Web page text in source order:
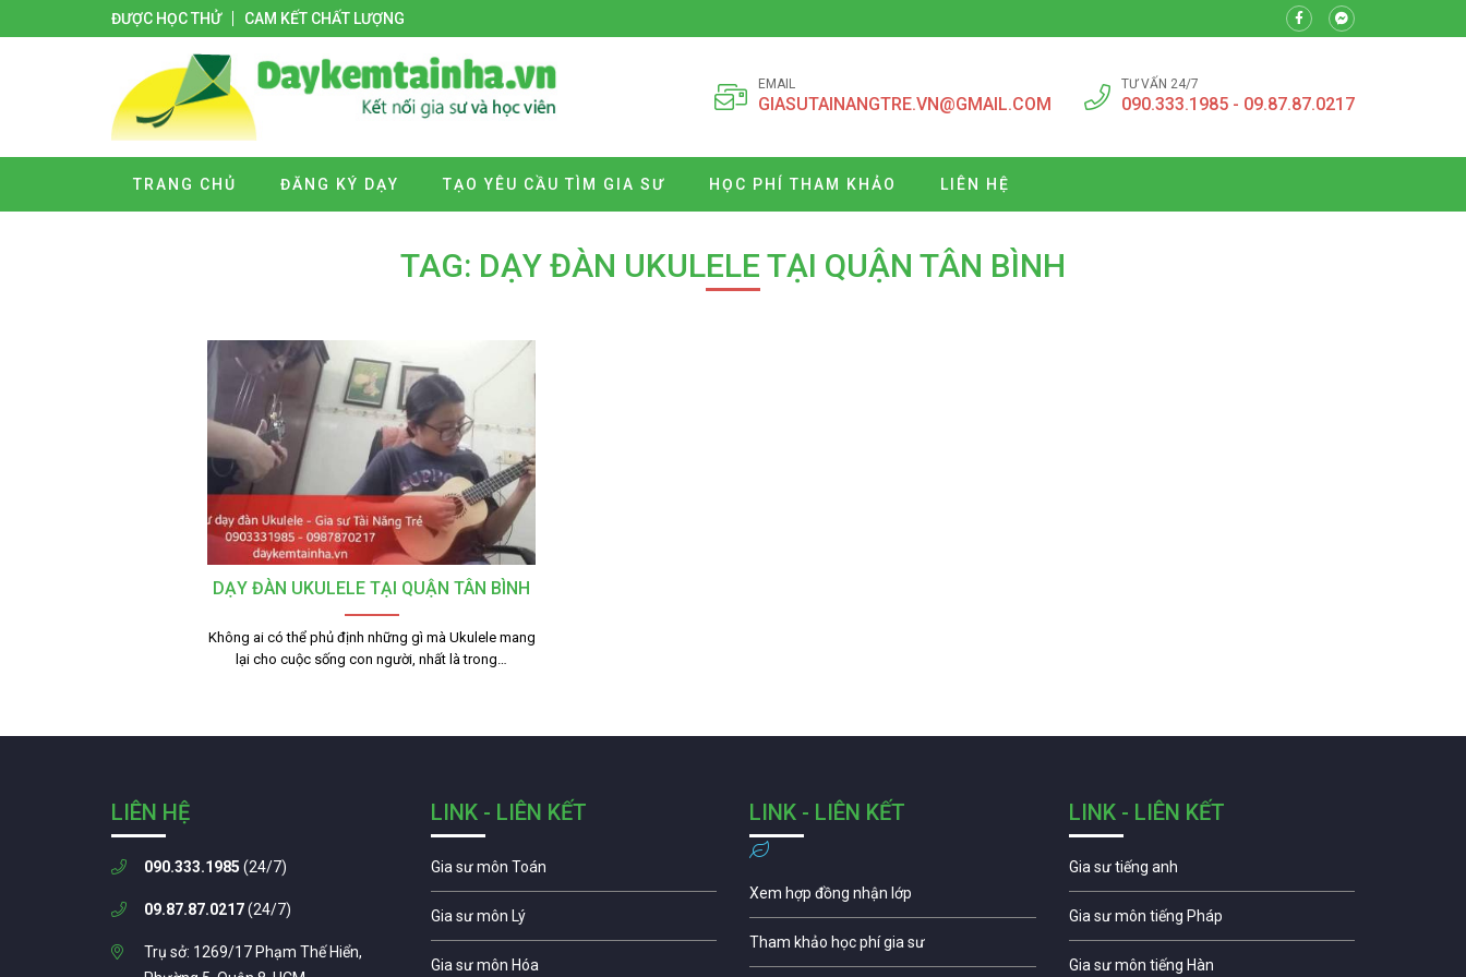
ĐƯỢC HỌC THỬ CAM KẾT CHẤT LƯỢNG
EMAIL
GIASUTAINANGTRE.VN@GMAIL.COM
TƯ VẤN 24/7
090.333.1985 - 09.87.87.0217
TRANG CHỦ ĐĂNG KÝ DẠY TẠO YÊU CẦU TÌM GIA SƯ HỌC PHÍ THAM KHẢO LIÊN HỆ
TAG: DẠY ĐÀN UKULELE TẠI QUẬN TÂN BÌNH
DẠY ĐÀN UKULELE TẠI QUẬN TÂN BÌNH
Không ai có thể phủ định những gì mà Ukulele mang
lại cho cuộc sống con người, nhất là trong…
LIÊN HỆ
090.333.1985 (24/7)
09.87.87.0217(24/7)
Trụ sở: 1269/17 Phạm Thế Hiển,
LINK - LIÊN KẾT
Gia sư môn Toán
Gia sư môn Lý
Gia sư môn Hóa
LINK - LIÊN KẾT
Xem hợp đồng nhận lớp
Tham khảo học phí gia sư
LINK - LIÊN KẾT
Gia sư tiếng anh
Gia sư môn tiếng Pháp
Gia sư môn tiếng Hàn